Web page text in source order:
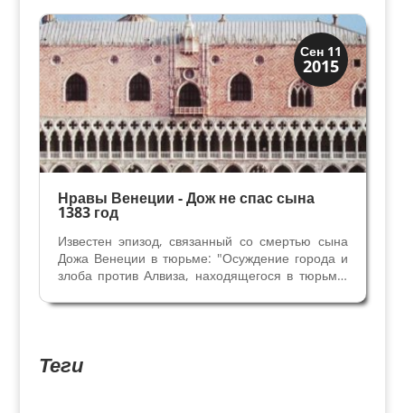
особое внимание. В могиле обнаружен
религиозный паломник,...
Сен 11
2015
Династии
Папская область
Нравы Венеции - Дож не спас сына
1383 год
Известен эпизод, связанный со смертью сына
Дожа Венеции в тюрьме: "Осуждение города и
злоба против Алвиза, находящегося в тюрьме,
грани смерти в тюрьме, прошение о лечении и
Теги